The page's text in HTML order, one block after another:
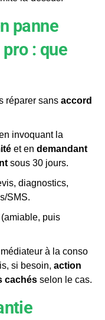
panne
: que
réparer sans accord
invoquant la
et en demandant
sous 30 jours.
diagnostics,
SMS.
puis
à la conso
si besoin, action
cachésselon le cas.